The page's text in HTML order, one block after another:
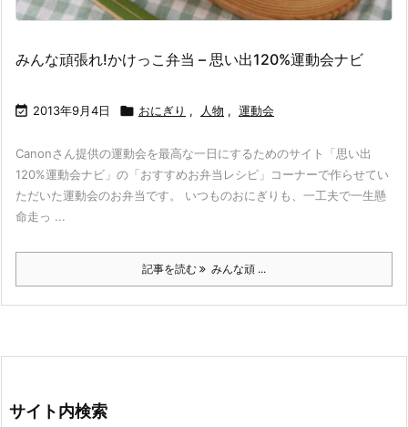
みんな頑張れ!かけっこ弁当 – 思い出120%運動会ナビ
 2013年9月4日  おにぎり , 人物 , 運動会
Canonさん提供の運動会を最高な一日にするためのサイト「思い出
120%運動会ナビ」の「おすすめお弁当レシピ」コーナーで作らせてい
ただいた運動会のお弁当です。 いつものおにぎりも、一工夫で一生懸
命走っ ...
記事を読む みんな頑 ...
サイト内検索